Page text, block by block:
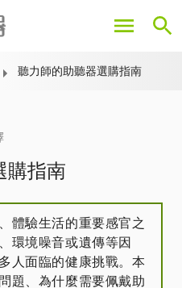
至
內
聽力師的助聽器選購指南
購指南
體驗生活的重要感官之
環境噪音或遺傳等因
人面臨的健康挑戰。本
題、為什麼需要佩戴助